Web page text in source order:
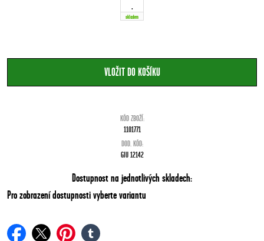
.
skladem
KÓD ZBOŽÍ:
1101771
DOD. KÓD:
GIU 12142
Dostupnost na jednotlivých skladech:
Pro zobrazení dostupnosti vyberte variantu
facebook
twitterpinterest
tumblr